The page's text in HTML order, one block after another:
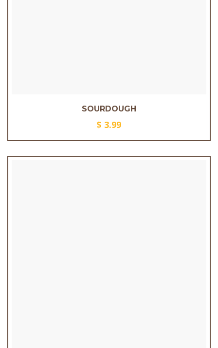
SOURDOUGH
$ 3.99